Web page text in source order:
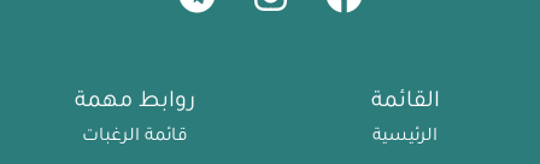
القائمة
الرئيسية
روابط مهمة
قائمة الرغبات